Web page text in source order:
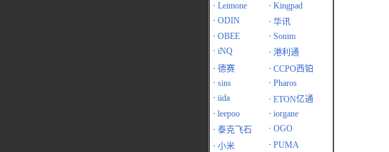
· Leimone · Kingpad
· ODIN · 华讯
· OBEE · Sonim
· iNQ · 港利通
· 德赛 · CCPO西铂
· sins · Pharos
· iida · ETON亿通
· leepoo · iorgane
· 泰克飞石 · OGO
· 小米 · PUMA